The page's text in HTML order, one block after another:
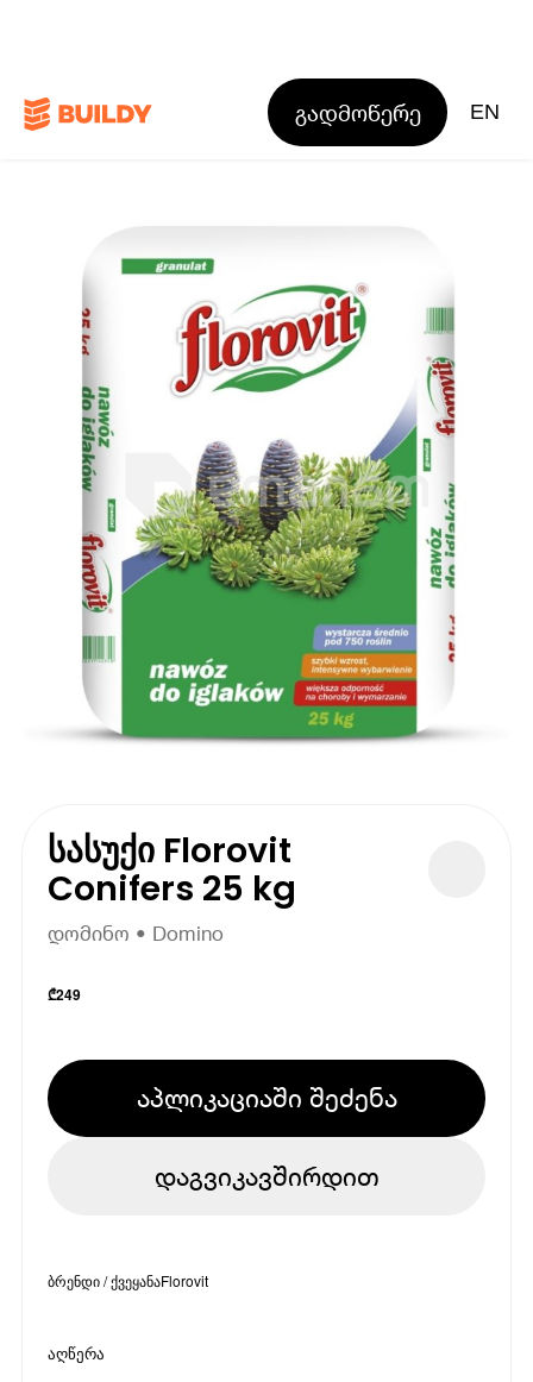
გადმოწერე EN
სასუქი Florovit
Conifers 25 kg
დომინო • Domino
₾249
აპლიკაციაში შეძენა
დაგვიკავშირდით
ბრენდი / ქვეყანაFlorovit
აღწერა